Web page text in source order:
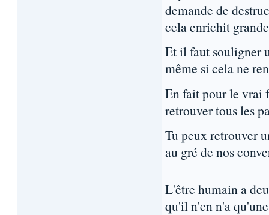
demande de
cela enrichit
Et il faut souligner
même si cela ne
En fait pour le vrai
retrouver tous les
Tu peux retrouver
au gré de nos
L'être humain a
qu'il n'en n'a